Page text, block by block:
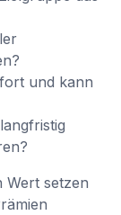
und kann
Wert setzen